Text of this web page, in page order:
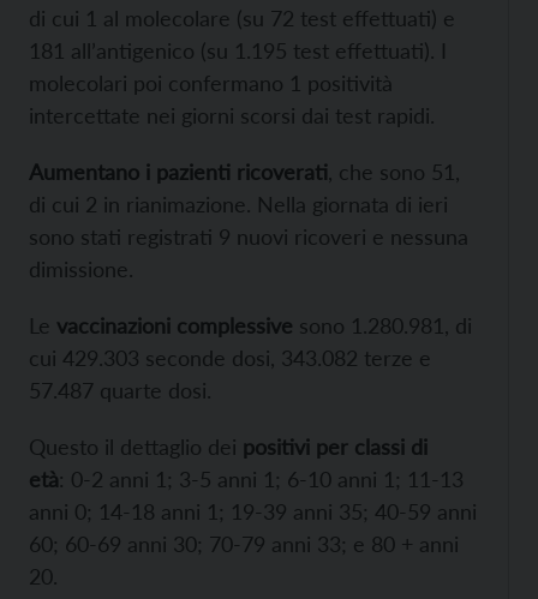
di cui 1 al molecolare (su 72 test effettuati) e
181 all’antigenico (su 1.195 test effettuati). I
molecolari poi confermano 1 positività
intercettate nei giorni scorsi dai test rapidi.
Aumentano i pazienti ricoverati , che sono 51,
di cui 2 in rianimazione. Nella giornata di ieri
sono stati registrati 9 nuovi ricoveri e nessuna
dimissione.
Le vaccinazioni complessive sono 1.280.981, di
cui 429.303 seconde dosi, 343.082 terze e
57.487 quarte dosi.
Questo il dettaglio dei positivi per classi di
età: 0-2 anni 1; 3-5 anni 1; 6-10 anni 1; 11-13
anni 0; 14-18 anni 1; 19-39 anni 35; 40-59 anni
60; 60-69 anni 30; 70-79 anni 33; e 80 + anni
20.